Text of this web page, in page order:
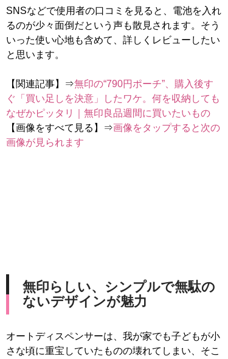
SNSなどで使用者の口コミを見ると、電池を入れ
るのが少々面倒だという声も散見されます。そう
いった使い心地も含めて、詳しくレビューしたい
と思います。
【関連記事】⇒無印の“790円ポーチ”、購入後す
ぐ「買い足しを決意」したワケ。何を収納しても
なぜかピッタリ｜無印良品週間に買いたいもの
【画像をすべて見る】⇒画像をタップすると次の
画像が見られます
無印らしい、シンプルで無駄の
ないデザインが魅力
オートディスペンサーは、我が家でも子どもが小
さな頃に重宝していたものの壊れてしまい、そこ